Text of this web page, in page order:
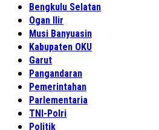
Bengkulu Selatan
Ogan Ilir
Musi Banyuasin
Kabupaten OKU
Garut
Pangandaran
Pemerintahan
Parlementaria
TNI-Polri
Politik